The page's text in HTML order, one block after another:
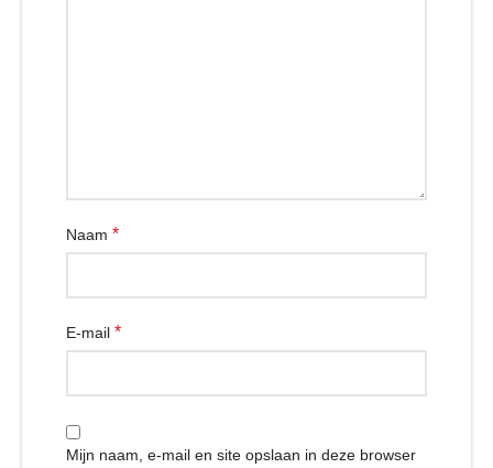
Naam *
E-mail *
Mijn naam, e-mail en site opslaan in deze browser